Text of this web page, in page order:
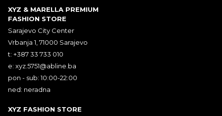
XYZ & MARELLA PREMIUM
FASHION STORE
Sarajevo City Center
Vrbanja 1, 71000 Sarajevo
t: +387 33 733 010
e: xyz.5751@abline.ba
pon - sub: 10:00-22:00
ned: neradna
XYZ FASHION STORE